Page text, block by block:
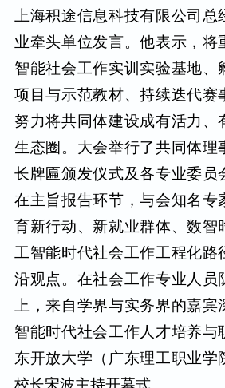
上海积途信息科技有限公司总
业牵头单位发言。他表示，将
智能社会工作实训实验基地、
项目与示范教材、持续迭代赛
努力将共同体建设成有活力、
生态圈。大会举行了共同体理
长牌匾颁发仪式及各专业委员
在主旨报告环节，与会知名专
育新行动、新就业群体、数智
工智能时代社会工作工程化路
沿观点。在社会工作专业人员
上，来自学界与实务界的嘉宾
智能时代社会工作人才培养与
东开放大学（广东理工职业学
校长宋波主持开幕式。